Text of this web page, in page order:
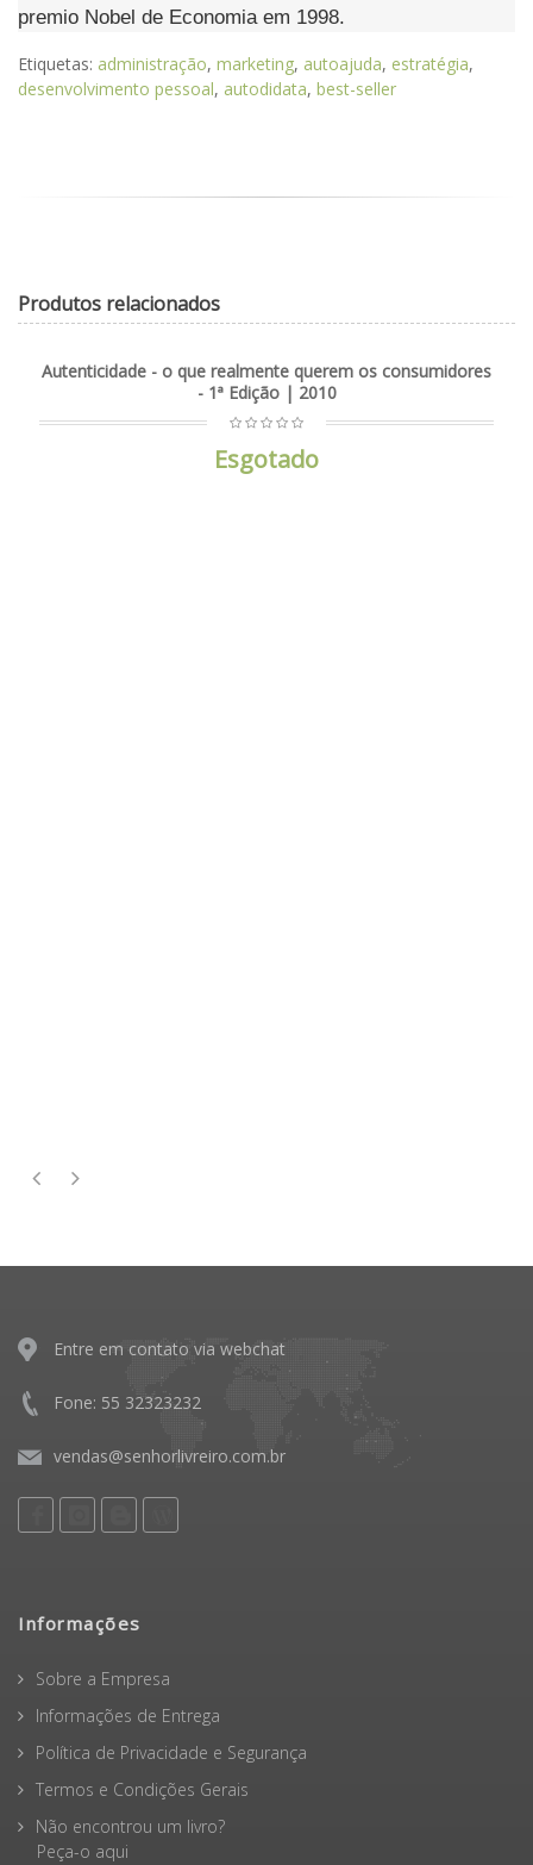
premio Nobel de Economia em 1998.
Etiquetas: administração, marketing, autoajuda, estratégia,
desenvolvimento pessoal, autodidata, best-seller
Produtos relacionados
Entre em contato via webchat
Fone: 55 32323232
vendas@senhorlivreiro.com.br
Informações
Sobre a Empresa
Informações de Entrega
Política de Privacidade e Segurança
Termos e Condições Gerais
Não encontrou um livro?
Peça-o aqui